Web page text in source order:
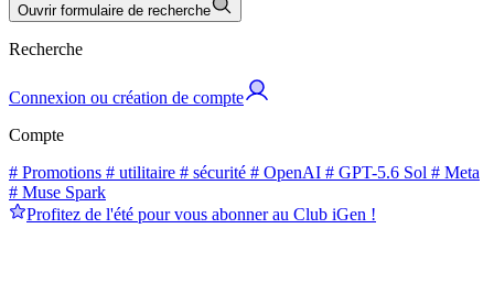
Ouvrir formulaire de recherche
Recherche
Connexion ou création de compte
Compte
# Promotions # utilitaire # sécurité # OpenAI # GPT-5.6 Sol # Meta
# Muse Spark
Profitez de l'été pour vous abonner au Club iGen !